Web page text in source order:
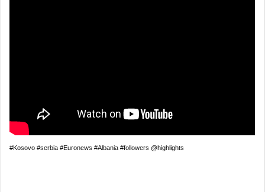
#Kosovo #serbia #Euronews #Albania #followers @highlights